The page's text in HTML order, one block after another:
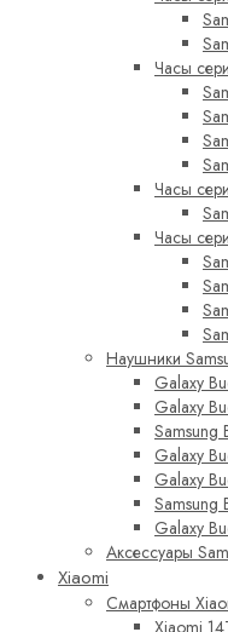
Часы
Часы
Часы
Наушники
Galaxy
Galaxy
Samsung
Galaxy
Galaxy
Samsung
Galaxy
Аксессуары
Xiaomi
Смартфоны